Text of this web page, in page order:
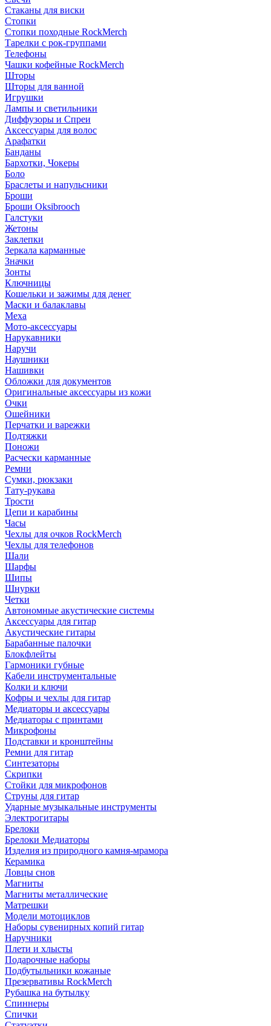
Стаканы для виски
Стопки
Стопки походные RockMerch
Тарелки с рок-группами
Телефоны
Чашки кофейные RockMerch
Шторы
Шторы для ванной
Игрушки
Лампы и светильники
Диффузоры и Спреи
Аксессуары для волос
Арафатки
Банданы
Бархотки, Чокеры
Боло
Браслеты и напульсники
Броши
Броши Oksibrooch
Галстуки
Жетоны
Заклепки
Зеркала карманные
Значки
Зонты
Ключницы
Кошельки и зажимы для денег
Маски и балаклавы
Меха
Мото-аксессуары
Нарукавники
Наручи
Наушники
Нашивки
Обложки для документов
Оригинальные аксессуары из кожи
Очки
Ошейники
Перчатки и варежки
Подтяжки
Поножи
Расчески карманные
Ремни
Сумки, рюкзаки
Тату-рукава
Трости
Цепи и карабины
Часы
Чехлы для очков RockMerch
Чехлы для телефонов
Шали
Шарфы
Шипы
Шнурки
Четки
Автономные акустические системы
Аксессуары для гитар
Акустические гитары
Барабанные палочки
Блокфлейты
Гармоники губные
Кабели инструментальные
Колки и ключи
Кофры и чехлы для гитар
Медиаторы и аксессуары
Медиаторы с принтами
Микрофоны
Подставки и кронштейны
Ремни для гитар
Синтезаторы
Скрипки
Стойки для микрофонов
Струны для гитар
Ударные музыкальные инструменты
Электрогитары
Брелоки
Брелоки Медиаторы
Изделия из природного камня-мрамора
Керамика
Ловцы снов
Магниты
Магниты металлические
Матрешки
Модели мотоциклов
Наборы сувенирных копий гитар
Наручники
Плети и хлысты
Подарочные наборы
Подбутыльники кожаные
Презервативы RockMerch
Рубашка на бутылку
Спиннеры
Спички